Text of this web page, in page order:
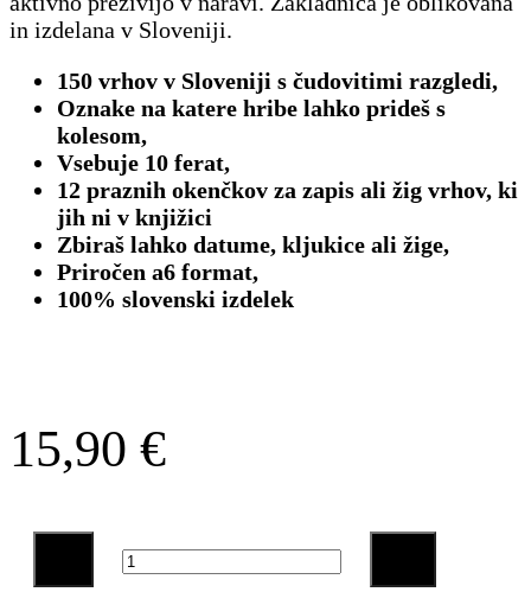
in izdelana v Sloveniji.
150 vrhov v Sloveniji s čudovitimi razgledi,
Oznake na katere hribe lahko prideš s
kolesom,
Vsebuje 10 ferat,
12 praznih okenčkov za zapis ali žig vrhov, ki
jih ni v knjižici
Zbiraš lahko datume, kljukice ali žige,
Priročen a6 format,
100% slovenski izdelek
15,90 €
Zakladnica